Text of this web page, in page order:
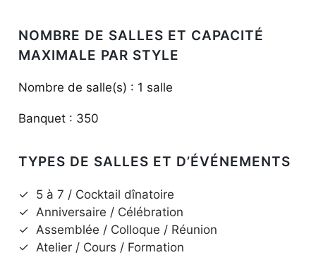
NOMBRE DE SALLES ET CAPACITÉ
MAXIMALE PAR STYLE
Nombre de salle(s) : 1 salle
Banquet : 350
TYPES DE SALLES ET D’ÉVÉNEMENTS
✓ 5 à 7 / Cocktail dînatoire
✓ Anniversaire / Célébration
✓ Assemblée / Colloque / Réunion
✓ Atelier / Cours / Formation